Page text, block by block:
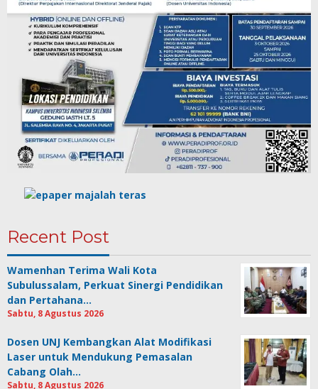
Recent Post
Wamenhan Terima Wali Kota
Subulussalam, Perkuat Sinergi Pendidikan
dan Pertahana…
Sabtu, 8 Agustus 2026
Dosen UNJ Kembangkan Alat Modifikasi
Laser untuk Mendukung Pemasalan
Cabang Olah…
Sabtu, 8 Agustus 2026